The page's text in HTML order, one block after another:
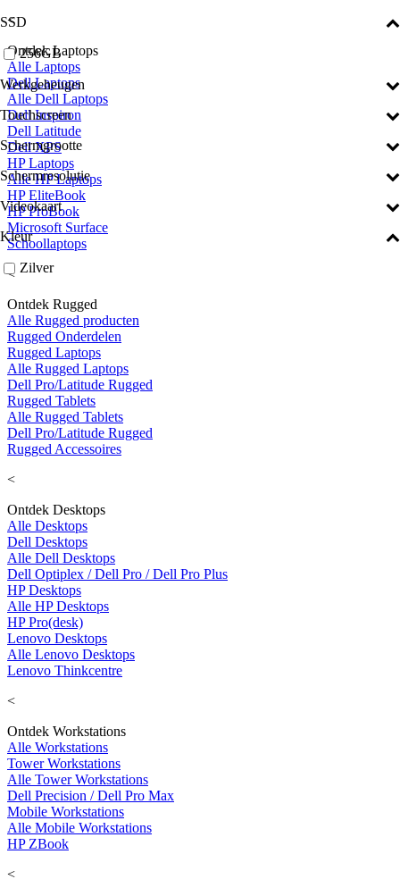
<
Ontdek Laptops
Alle Laptops
Dell Laptops
Alle Dell Laptops
Dell Inspiron
Dell Latitude
Dell XPS
HP Laptops
Alle HP Laptops
HP EliteBook
HP ProBook
Microsoft Surface
Schoollaptops
<
Ontdek Rugged
Alle Rugged producten
Rugged Onderdelen
Rugged Laptops
Alle Rugged Laptops
Dell Pro/Latitude Rugged
Rugged Tablets
Alle Rugged Tablets
Dell Pro/Latitude Rugged
Rugged Accessoires
<
Ontdek Desktops
Alle Desktops
Dell Desktops
Alle Dell Desktops
Dell Optiplex / Dell Pro / Dell Pro Plus
HP Desktops
Alle HP Desktops
HP Pro(desk)
Lenovo Desktops
Alle Lenovo Desktops
Lenovo Thinkcentre
<
Ontdek Workstations
Alle Workstations
Tower Workstations
Alle Tower Workstations
Dell Precision / Dell Pro Max
Mobile Workstations
Alle Mobile Workstations
HP ZBook
<
SSD
256GB
Werkgeheugen
Touchscreen
Schermgrootte
Schermresolutie
Videokaart
Kleur
Zilver